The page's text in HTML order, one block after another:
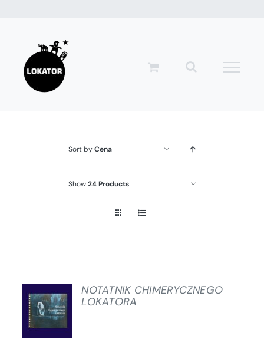
zawartości
Sort byCena
Show24 Products
SZCZEGÓŁY
NOTATNIK CHIMERYCZNEGO
LOKATORA